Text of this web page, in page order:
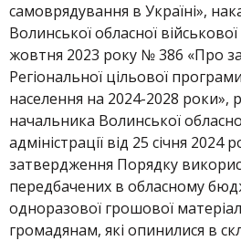
самоврядування в Україні»,
Волинської обласної військової
жовтня 2023 року № 386 «Про
Регіональної цільової
населення на 2024-2028 роки»,
начальника Волинської
адміністрації від 25 січня
затвердження Порядку
передбачених в обласному
одноразової грошової
громадянам, які опинилися в